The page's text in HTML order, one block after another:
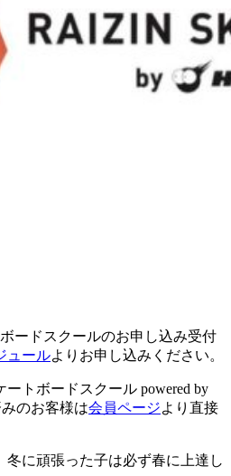
ードスクールのお申し込み受付
ュールよりお申し込みください。
トボードスクール powered by
のお客様は会員ページより直接
冬に頑張った子は必ず春に上達し